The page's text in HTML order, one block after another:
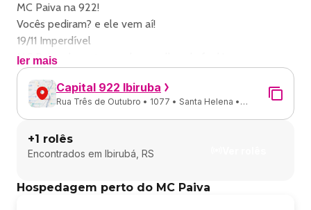
MC Paiva na 922!
Vocês pediram? e ele vem aí!
19/11 Imperdível
MC Paiva chega trazendo o melhor do funk!
Consagrado como um dos grandes nomes do cenário
brasileiro, soma milhões de visualizações e reproduções
nas plataformas digitais. ??
Conhecido pelos hits, pela originalidade e pela capacidade
de inovar, ele promete entregar mais um show
inesquecível na 922!
https://minhaentrada.com.br/evento/mc-paiva-na-capital-1911-
ler mais
Capital 922 Ibiruba
Rua Três de Outubro • 1077 • Santa Helena •
+1 rolês
Encontrados em Ibirubá, RS
Hospedagem perto do MC Paiva